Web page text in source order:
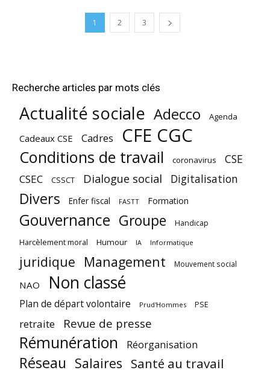
1 2 3
Recherche articles par mots clés
Actualité sociale Adecco Agenda
Cadeaux CSE Cadres CFE CGC
Conditions de travail coronavirus CSE
CSEC CSSCT Dialogue social Digitalisation
Divers Enfer fiscal FASTT Formation
Gouvernance Groupe Handicap
Harcèlement moral Humour IA Informatique
juridique Management Mouvement social
NAO Non classé
Plan de départ volontaire Prud'Hommes PSE
retraite Revue de presse
Rémunération Réorganisation
Réseau Salaires Santé au travail